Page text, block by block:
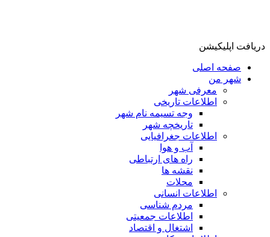
دریافت اپلیکیشن
صفحه اصلی
شهر من
معرفی شهر
اطلاعات تاریخی
وجه تسیمه نام شهر
تاریخچه شهر
اطلاعات جغرافیایی
آب و هوا
راه های ارتباطی
نقشه ها
محلات
اطلاعات انسانی
مردم شناسی
اطلاعات جمعیتی
اشتغال و اقتصاد